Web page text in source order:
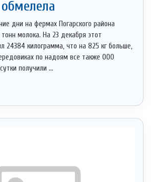
дни на фермах Погарского района
молока. На 23 декабря этот
24384 килограмма, что на 825 кг больше,
по надоям все также ООО
получили ...